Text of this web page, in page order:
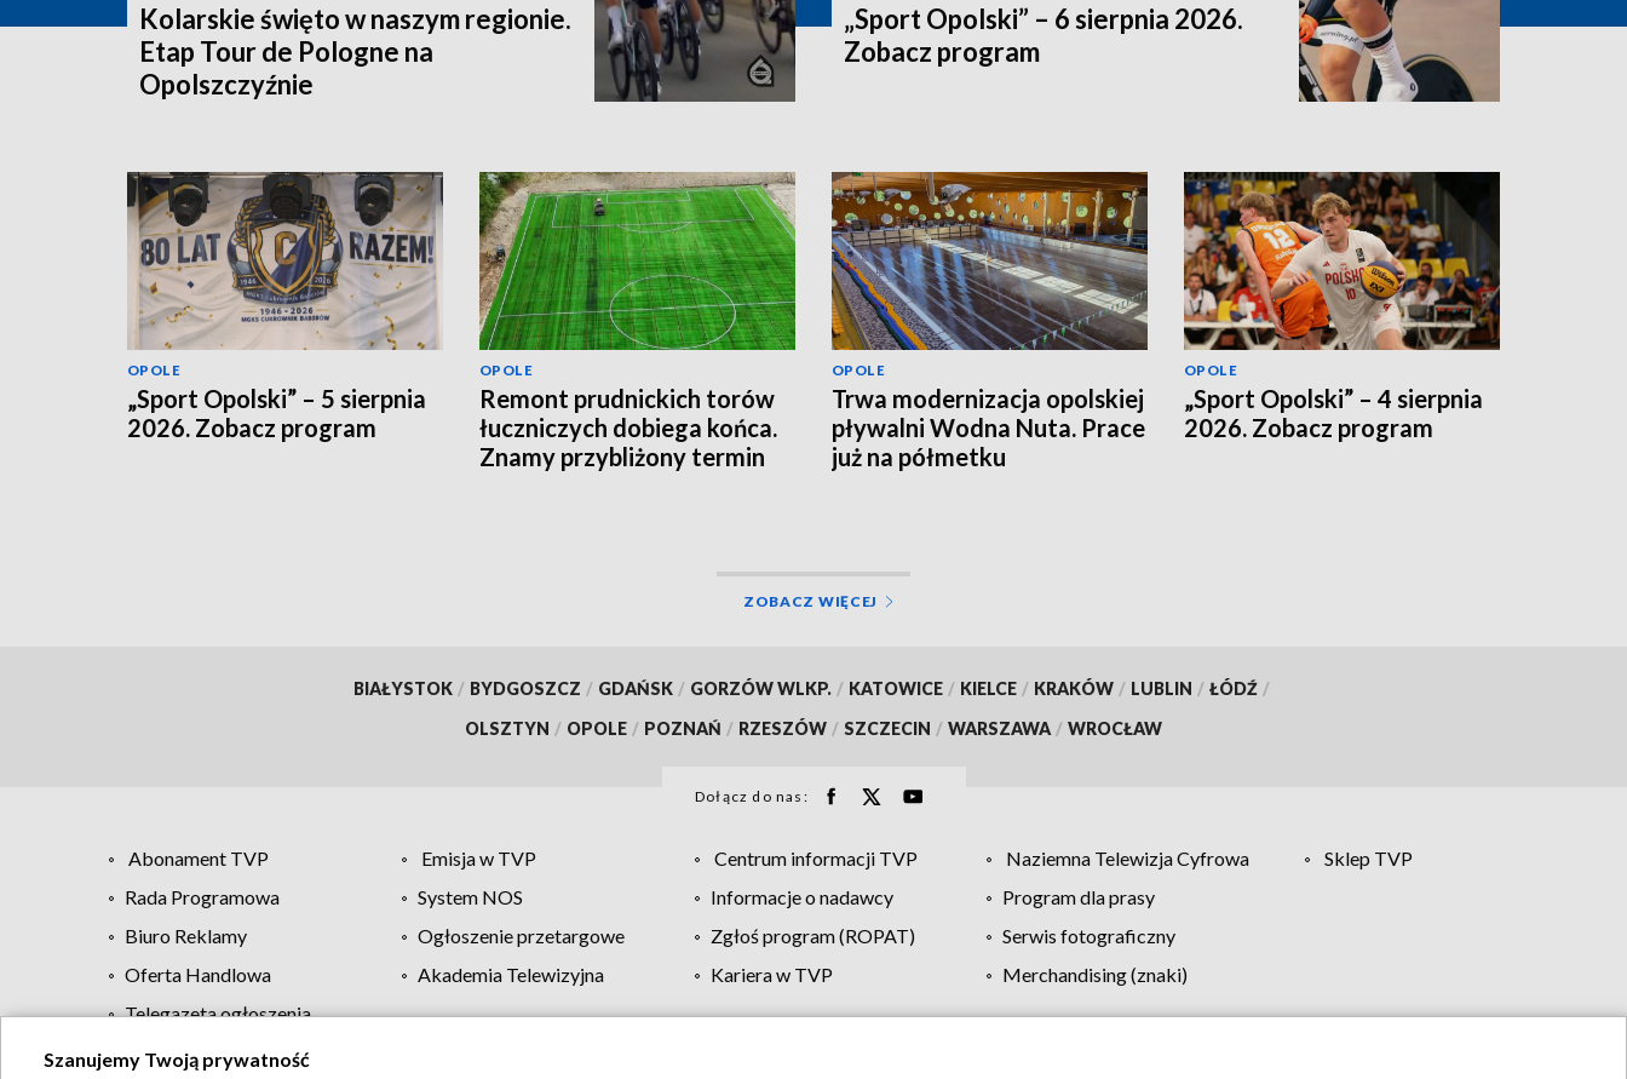
Kolarskie święto w naszym regionie.
Etap Tour de Pologne na
Opolszczyźnie
„Sport Opolski” – 6 sierpnia 2026.
Zobacz program
OPOLE
„Sport Opolski” – 5 sierpnia
2026. Zobacz program
OPOLE
Remont prudnickich torów
łuczniczych dobiega końca.
Znamy przybliżony termin
OPOLE
Trwa modernizacja opolskiej
pływalni Wodna Nuta. Prace
już na półmetku
OPOLE
„Sport Opolski” – 4 sierpnia
2026. Zobacz program
ZOBACZ WIĘCEJ
BIAŁYSTOK / BYDGOSZCZ / GDAŃSK / GORZÓW WLKP. / KATOWICE / KIELCE / KRAKÓW / LUBLIN / ŁÓDŹ /
OLSZTYN / OPOLE / POZNAŃ / RZESZÓW / SZCZECIN / WARSZAWA / WROCŁAW
Dołącz do nas:
Abonament TVP Emisja w TVP Centrum informacji TVP Naziemna Telewizja Cyfrowa
Sklep TVP
Rada Programowa
System NOS Informacje o nadawcy
Program dla prasy
Biuro Reklamy
Ogłoszenie przetargowe Zgłoś program (ROPAT)
Serwis fotograficzny
Oferta Handlowa
Akademia Telewizyjna Kariera w TVP
Merchandising (znaki)
Telegazeta ogłoszenia
Szanujemy Twoją prywatność